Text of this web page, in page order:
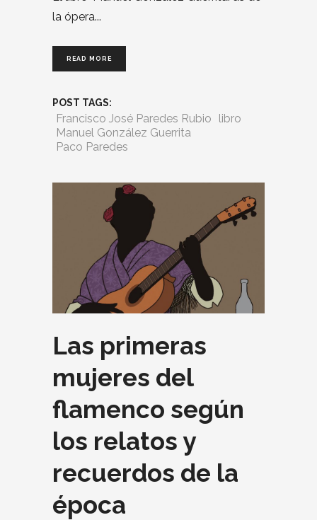
la ópera
READ MORE
POST TAGS:
Francisco José Paredes Rubio
libro
Manuel González Guerrita
Paco Paredes
Las primeras
mujeres del
flamenco según
los relatos y
recuerdos de la
época